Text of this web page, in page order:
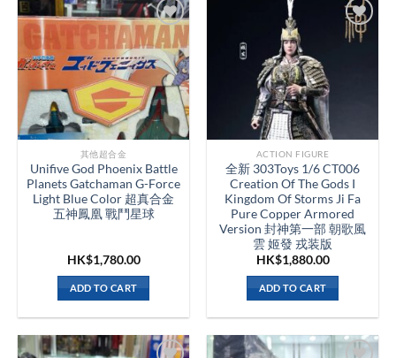
其他超合金
Unifive God Phoenix Battle
Planets Gatchaman G-Force
Light Blue Color 超真合金
五神鳳凰 戰鬥星球
HK$1,780.00
ADD TO CART
ACTION FIGURE
全新 303Toys 1/6 CT006
Creation Of The Gods I
Kingdom Of Storms Ji Fa
Pure Copper Armored
Version 封神第一部 朝歌風
雲 姬發 戎装版
HK$1,880.00
ADD TO CART